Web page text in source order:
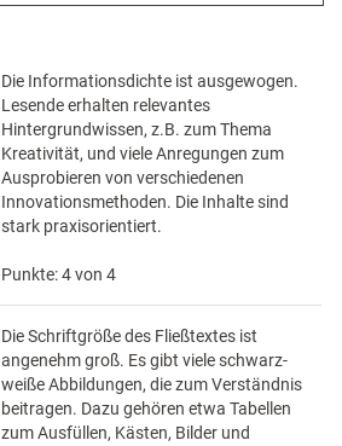
Die Informationsdichte ist ausgewogen.
Lesende erhalten relevantes
Hintergrundwissen, z.B. zum Thema
Kreativität, und viele Anregungen zum
Ausprobieren von verschiedenen
Innovationsmethoden. Die Inhalte sind
stark praxisorientiert.
Punkte: 4 von 4
Die Schriftgröße des Fließtextes ist
angenehm groß. Es gibt viele schwarz-
weiße Abbildungen, die zum Verständnis
beitragen. Dazu gehören etwa Tabellen
zum Ausfüllen, Kästen, Bilder und